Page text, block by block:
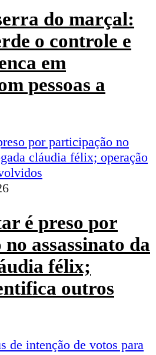
do marçal:
o controle e
em
pessoas a
é preso por
assassinato da
félix;
outros